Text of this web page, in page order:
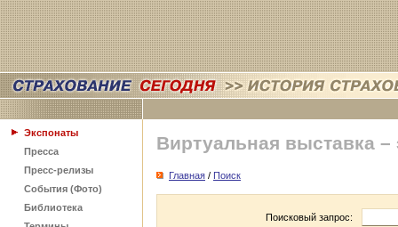
Экспонаты
Пресса
Пресс-релизы
События (Фото)
Библиотека
Виртуальная выставка –
Главная / Поиск
Поисковый запрос: